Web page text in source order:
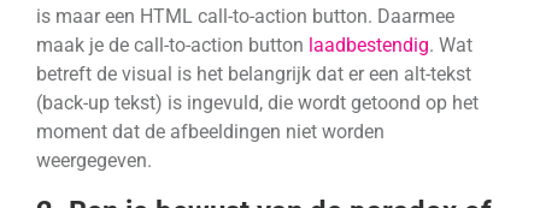
is maar een HTML call-to-action button. Daarmee
maak je de call-to-action button laadbestendig. Wat
betreft de visual is het belangrijk dat er een alt-tekst
(back-up tekst) is ingevuld, die wordt getoond op het
moment dat de afbeeldingen niet worden
weergegeven.